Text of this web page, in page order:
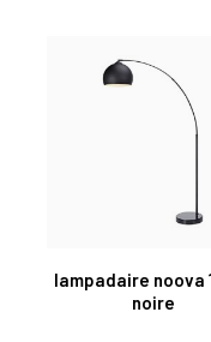
lampadaire noova
noire